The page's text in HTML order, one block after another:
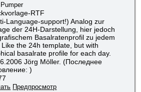
RTF
Language-support!) Analog zur
der 24H-Darstellung, hier jedoch
Basalratenprofil zu jedem
Like the 24h template, but with
basalrate profile for each day.
Jörg Möller. (Последнее
)
Предпросмотр